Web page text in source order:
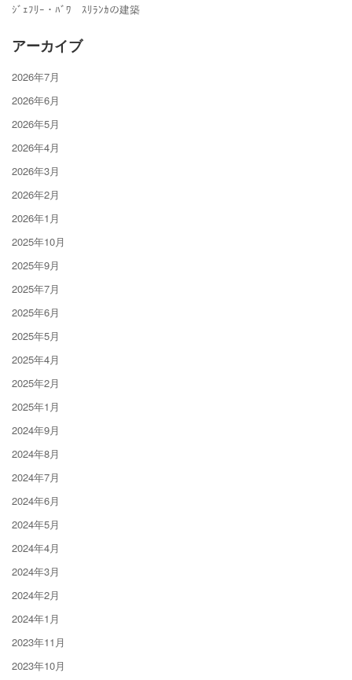
ｼﾞｪﾌﾘｰ・ﾊﾞﾜ ｽﾘﾗﾝｶの建築
アーカイブ
2026年7月
2026年6月
2026年5月
2026年4月
2026年3月
2026年2月
2026年1月
2025年10月
2025年9月
2025年7月
2025年6月
2025年5月
2025年4月
2025年2月
2025年1月
2024年9月
2024年8月
2024年7月
2024年6月
2024年5月
2024年4月
2024年3月
2024年2月
2024年1月
2023年11月
2023年10月